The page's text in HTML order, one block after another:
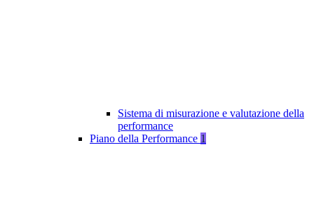
Sistema di misurazione e valutazione della
performance
Piano della Performance 1